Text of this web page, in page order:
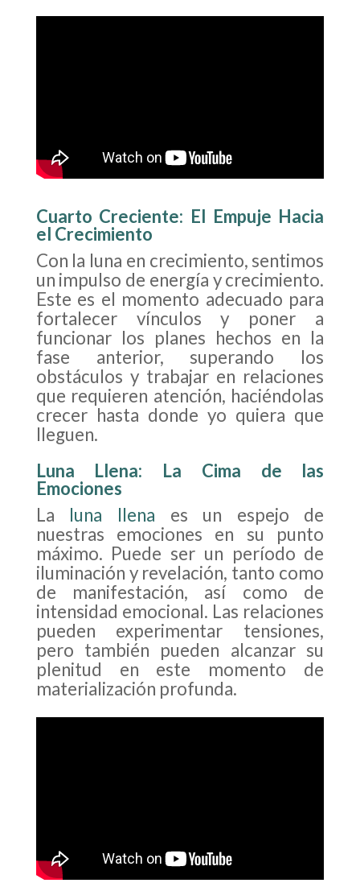
Cuarto Creciente: El Empuje Hacia
el Crecimiento
Con la luna en crecimiento, sentimos
un impulso de energía y crecimiento.
Este es el momento adecuado para
fortalecer vínculos y poner a
funcionar los planes hechos en la
fase anterior, superando los
obstáculos y trabajar en relaciones
que requieren atención, haciéndolas
crecer hasta donde yo quiera que
lleguen.
Luna Llena: La Cima de las
Emociones
La luna llena es un espejo de
nuestras emociones en su punto
máximo. Puede ser un período de
iluminación y revelación, tanto como
de manifestación, así como de
intensidad emocional. Las relaciones
pueden experimentar tensiones,
pero también pueden alcanzar su
plenitud en este momento de
materialización profunda.